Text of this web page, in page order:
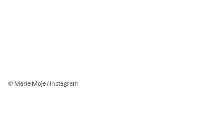
© Marie Moje / Instagram